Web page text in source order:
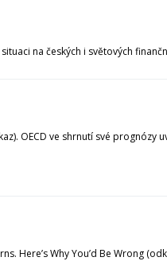
na českých i světových
OECD ve shrnutí své
Here’s Why You’d Be Wrong